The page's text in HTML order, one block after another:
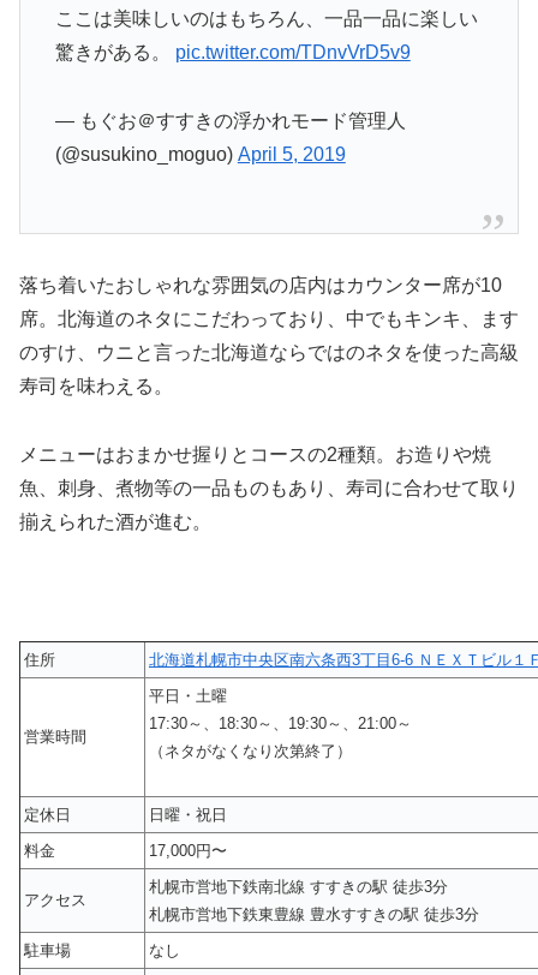
ここは美味しいのはもちろん、一品一品に楽しい
驚きがある。 pic.twitter.com/TDnvVrD5v9
— もぐお＠すすきの浮かれモード管理人
(@susukino_moguo) April 5, 2019
落ち着いたおしゃれな雰囲気の店内はカウンター席が10
席。北海道のネタにこだわっており、中でもキンキ、ます
のすけ、ウニと言った北海道ならではのネタを使った高級
寿司を味わえる。
メニューはおまかせ握りとコースの2種類。お造りや焼
魚、刺身、煮物等の一品ものもあり、寿司に合わせて取り
揃えられた酒が進む。
住所 北海道札幌市中央区南六条西3丁目6-6 ＮＥＸＴビル１
営業時間
平日・土曜
17:30～、18:30～、19:30～、21:00～
（ネタがなくなり次第終了）
定休日
日曜・祝日
料金
17,000円〜
アクセス
札幌市営地下鉄南北線 すすきの駅 徒歩3分
札幌市営地下鉄東豊線 豊水すすきの駅 徒歩3分
駐車場
なし